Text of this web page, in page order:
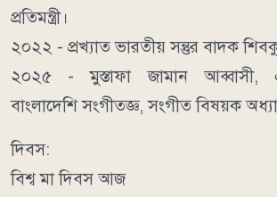
প্রতিমন্ত্রী।
২০২২ - প্রখ্যাত ভারতীয় সন্তুর বাদক
২০২৫ - মুস্তাফা জামান আব্বাসী,
বাংলাদেশি সংগীতজ্ঞ, সংগীত বিষয়ক
দিবস:
বিশ্ব মা দিবস আজ